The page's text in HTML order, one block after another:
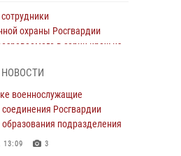
охраны Росгвардии
в серии краж из
обеспечили
во время
заплыва в
военнослужащие
соединения Росгвардии
подразделения
13:09 3